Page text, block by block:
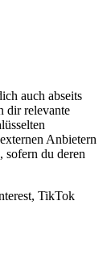
auch abseits
dir relevante
Anbietern
sofern du deren
TikTok